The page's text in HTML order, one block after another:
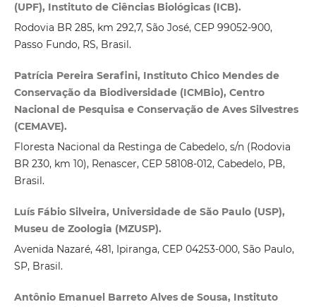
(UPF), Instituto de Ciências Biológicas (ICB).
Rodovia BR 285, km 292,7, São José, CEP 99052‑900,
Passo Fundo, RS, Brasil.
Patrícia Pereira Serafini, Instituto Chico Mendes de
Conservação da Biodiversidade (ICMBio), Centro
Nacional de Pesquisa e Conservação de Aves Silvestres
(CEMAVE).
Floresta Nacional da Restinga de Cabedelo, s/n (Rodovia
BR 230, km 10), Renascer, CEP 58108‑012, Cabedelo, PB,
Brasil.
Luís Fábio Silveira, Universidade de São Paulo (USP),
Museu de Zoologia (MZUSP).
Avenida Nazaré, 481, Ipiranga, CEP 04253‑000, São Paulo,
SP, Brasil.
Antônio Emanuel Barreto Alves de Sousa, Instituto